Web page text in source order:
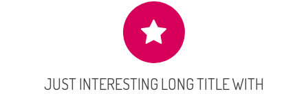
JUST INTERESTING LONG TITLE WITH